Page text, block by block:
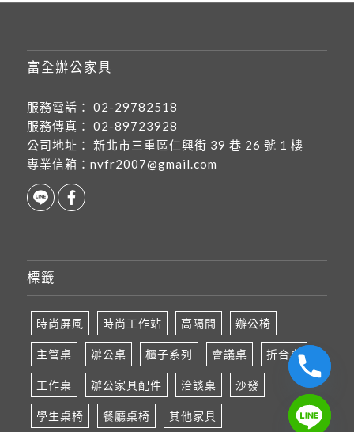
富全辦公家具
服務電話：
02-29782518
服務傳真：
02-89723928
公司地址：
新北市三重區仁興街 39 巷 26 號 1 樓
專業信箱： nvfr2007@gmail.com
標籤
時尚屏風 時尚工作站 高隔間 辦公椅
主管桌 辦公桌 櫃子系列 會議桌 折合桌
工作桌 辦公家具配件 洽談桌 沙發
學生桌椅 餐廳桌椅 其他家具